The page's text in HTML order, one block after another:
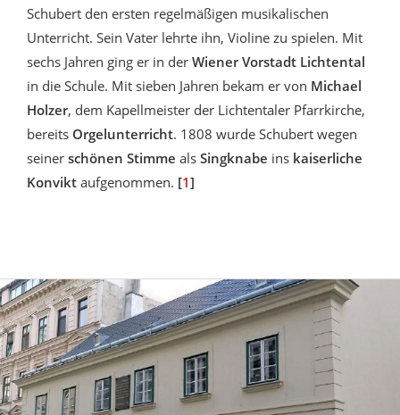
Schubert den ersten regelmäßigen musikalischen
Unterricht. Sein Vater lehrte ihn, Violine zu spielen. Mit
sechs Jahren ging er in der Wiener Vorstadt Lichtental
in die Schule. Mit sieben Jahren bekam er von Michael
Holzer, dem Kapellmeister der Lichtentaler Pfarrkirche,
bereits Orgelunterricht. 1808 wurde Schubert wegen
seiner schönen Stimme als Singknabe ins kaiserliche
Konvikt aufgenommen. [1]